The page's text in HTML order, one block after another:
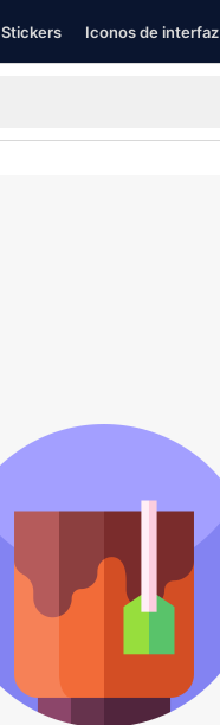
Stickers Iconos de interfaz